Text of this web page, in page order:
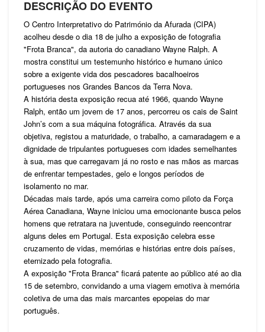
DESCRIÇÃO DO EVENTO
O Centro Interpretativo do Património da Afurada (CIPA)
acolheu desde o dia 18 de julho a exposição de fotografia
"Frota Branca", da autoria do canadiano Wayne Ralph. A
mostra constitui um testemunho histórico e humano único
sobre a exigente vida dos pescadores bacalhoeiros
portugueses nos Grandes Bancos da Terra Nova.
A história desta exposição recua até 1966, quando Wayne
Ralph, então um jovem de 17 anos, percorreu os cais de Saint
John’s com a sua máquina fotográfica. Através da sua
objetiva, registou a maturidade, o trabalho, a camaradagem e a
dignidade de tripulantes portugueses com idades semelhantes
à sua, mas que carregavam já no rosto e nas mãos as marcas
de enfrentar tempestades, gelo e longos períodos de
isolamento no mar.
Décadas mais tarde, após uma carreira como piloto da Força
Aérea Canadiana, Wayne iniciou uma emocionante busca pelos
homens que retratara na juventude, conseguindo reencontrar
alguns deles em Portugal. Esta exposição celebra esse
cruzamento de vidas, memórias e histórias entre dois países,
eternizado pela fotografia.
A exposição "Frota Branca" ficará patente ao público até ao dia
15 de setembro, convidando a uma viagem emotiva à memória
coletiva de uma das mais marcantes epopeias do mar
português.